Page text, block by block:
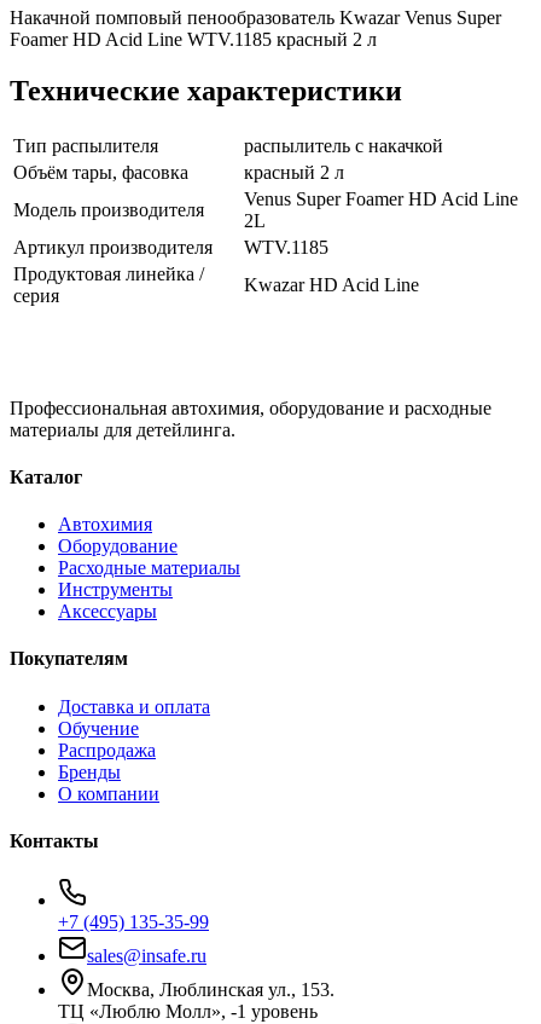
Накачной помповый пенообразователь Kwazar Venus Super
Foamer HD Acid Line WTV.1185 красный 2 л
Технические характеристики
Тип распылителя
распылитель с накачкой
Объём тары, фасовка
красный 2 л
Модель производителя
Venus Super Foamer HD Acid Line
2L
Артикул производителя
WTV.1185
Продуктовая линейка /
серия
Kwazar HD Acid Line
Профессиональная автохимия, оборудование и расходные
материалы для детейлинга.
Каталог
Автохимия
Оборудование
Расходные материалы
Инструменты
Аксессуары
Покупателям
Доставка и оплата
Обучение
Распродажа
Бренды
О компании
Контакты
+7 (495) 135-35-99
sales@insafe.ru
Москва, Люблинская ул., 153.
ТЦ «Люблю Молл», -1 уровень